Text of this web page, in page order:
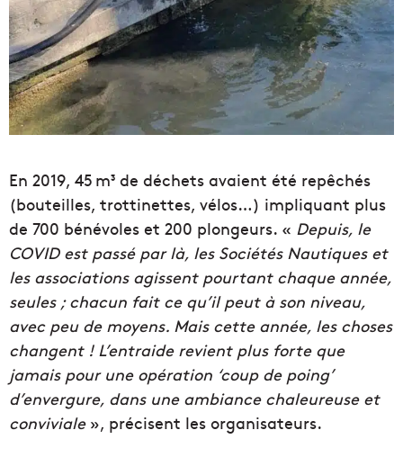
En 2019, 45 m³ de déchets avaient été repêchés
(bouteilles, trottinettes, vélos…) impliquant plus
de 700 bénévoles et 200 plongeurs. « Depuis, le
COVID est passé par là, les Sociétés Nautiques et
les associations agissent pourtant chaque année,
seules ; chacun fait ce qu’il peut à son niveau,
avec peu de moyens. Mais cette année, les choses
changent ! L’entraide revient plus forte que
jamais pour une opération ‘coup de poing’
d’envergure, dans une ambiance chaleureuse et
conviviale», précisent les organisateurs.